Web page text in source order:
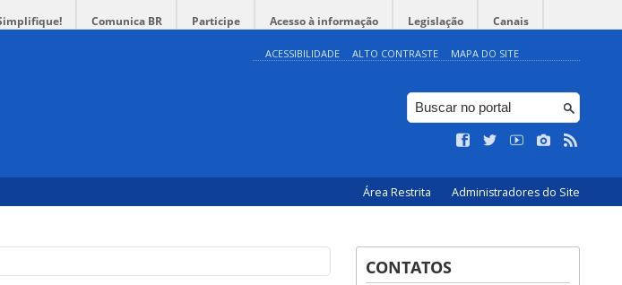
Comunica BR Participe Acesso à informação Legislação Canais
ACESSIBILIDADE ALTO CONTRASTE MAPA DO SITE
Área Restrita Administradores do Site
CONTATOS